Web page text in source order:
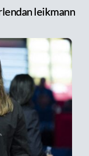
leikmann